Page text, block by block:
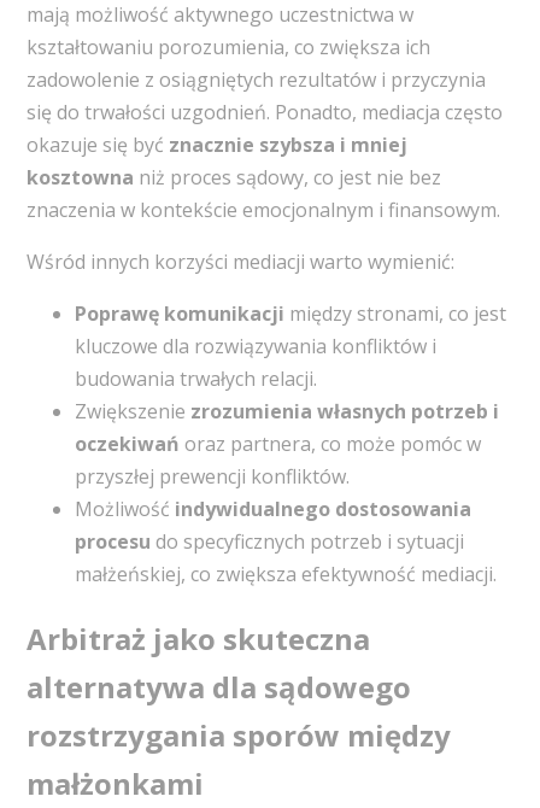
mają możliwość aktywnego uczestnictwa w
kształtowaniu porozumienia, co zwiększa ich
zadowolenie z osiągniętych rezultatów i przyczynia
się do trwałości uzgodnień. Ponadto, mediacja często
okazuje się być znacznie szybsza i mniej
kosztowna niż proces sądowy, co jest nie bez
znaczenia w kontekście emocjonalnym i finansowym.
Wśród innych korzyści mediacji warto wymienić:
Poprawę komunikacji między stronami, co jest
kluczowe dla rozwiązywania konfliktów i
budowania trwałych relacji.
Zwiększenie zrozumienia własnych potrzeb i
oczekiwań oraz partnera, co może pomóc w
przyszłej prewencji konfliktów.
Możliwość indywidualnego dostosowania
procesu do specyficznych potrzeb i sytuacji
małżeńskiej, co zwiększa efektywność mediacji.
Arbitraż jako skuteczna
alternatywa dla sądowego
rozstrzygania sporów między
małżonkami